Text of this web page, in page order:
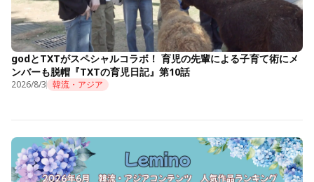
godとTXTがスペシャルコラボ！ 育児の先輩による子育て術にメ
ンバーも脱帽『TXTの育児日記』第10話
2026/8/3 韓流・アジア